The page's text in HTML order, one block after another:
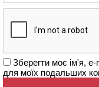
Зберегти моє ім'я,
для моїх подальших